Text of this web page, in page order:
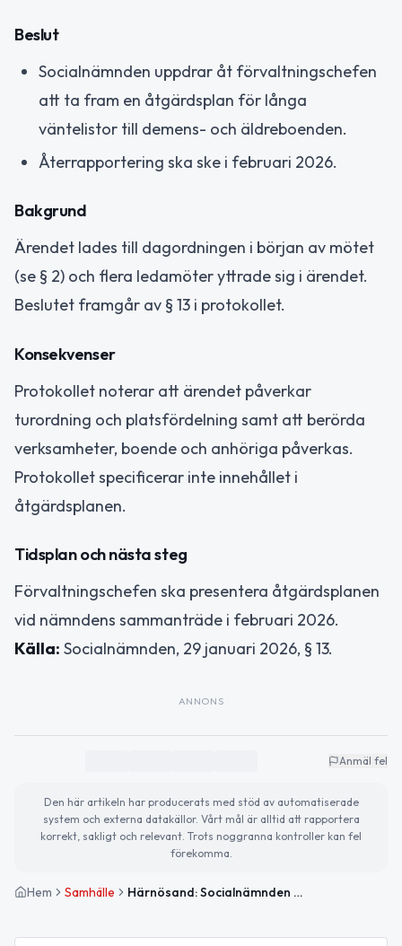
Beslut
Socialnämnden uppdrar åt förvaltningschefen
att ta fram en åtgärdsplan för långa
väntelistor till demens- och äldreboenden.
Återrapportering ska ske i februari 2026.
Bakgrund
Ärendet lades till dagordningen i början av mötet
(se § 2) och flera ledamöter yttrade sig i ärendet.
Beslutet framgår av § 13 i protokollet.
Konsekvenser
Protokollet noterar att ärendet påverkar
turordning och platsfördelning samt att berörda
verksamheter, boende och anhöriga påverkas.
Protokollet specificerar inte innehållet i
åtgärdsplanen.
Tidsplan och nästa steg
Förvaltningschefen ska presentera åtgärdsplanen
vid nämndens sammanträde i februari 2026.
Källa: Socialnämnden, 29 januari 2026, § 13.
ANNONS
Anmäl fel
Den här artikeln har producerats med stöd av automatiserade
system och externa datakällor. Vårt mål är alltid att rapportera
korrekt, sakligt och relevant. Trots noggranna kontroller kan fel
förekomma.
Hem Samhälle Härnösand: Socialnämnden kräver åtgärdsplan